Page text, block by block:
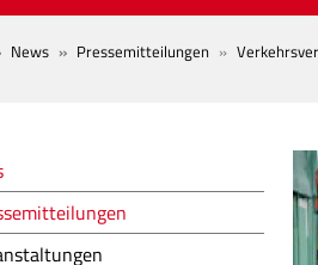
News Pressemitteilungen